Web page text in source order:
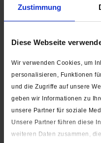
Zustimmung
Diese Webseite
Wir verwenden Cookies, um
personalisieren, Funktionen
und die Zugriffe auf unsere
geben wir Informationen zu
unsere Partner für soziale
Unsere Partner führen diese
weiteren Daten zusammen,
Artikel-Nr.:
Beschreibung
Breite: ca. 4,9 cm Höhe:
Hersteller